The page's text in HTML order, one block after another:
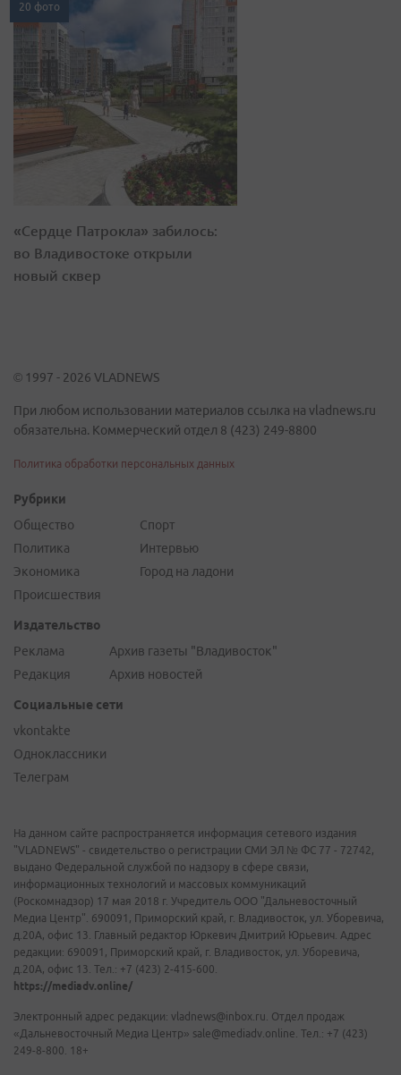
20 фото
«Сердце Патрокла» забилось:
во Владивостоке открыли
новый сквер
© 1997 - 2026 VLADNEWS
При любом использовании материалов ссылка на vladnews.ru
обязательна. Коммерческий отдел 8 (423) 249-8800
Политика обработки персональных данных
Рубрики
Общество
Политика
Экономика
Происшествия
Спорт
Интервью
Город на ладони
Издательство
Реклама
Редакция
Архив газеты "Владивосток"
Архив новостей
Социальные сети
vkontakte
Одноклассники
Телеграм
На данном сайте распространяется информация сетевого издания
"VLADNEWS" - свидетельство о регистрации СМИ ЭЛ № ФС 77 - 72742,
выдано Федеральной службой по надзору в сфере связи,
информационных технологий и массовых коммуникаций
(Роскомнадзор) 17 мая 2018 г. Учредитель ООО "Дальневосточный
Медиа Центр". 690091, Приморский край, г. Владивосток, ул. Уборевича,
д.20А, офис 13. Главный редактор Юркевич Дмитрий Юрьевич. Адрес
редакции: 690091, Приморский край, г. Владивосток, ул. Уборевича,
д.20А, офис 13. Тел.: +7 (423) 2-415-600.
https://mediadv.online/
Электронный адрес редакции: vladnews@inbox.ru. Отдел продаж
«Дальневосточный Медиа Центр» sale@mediadv.online. Тел.: +7 (423)
249-8-800. 18+